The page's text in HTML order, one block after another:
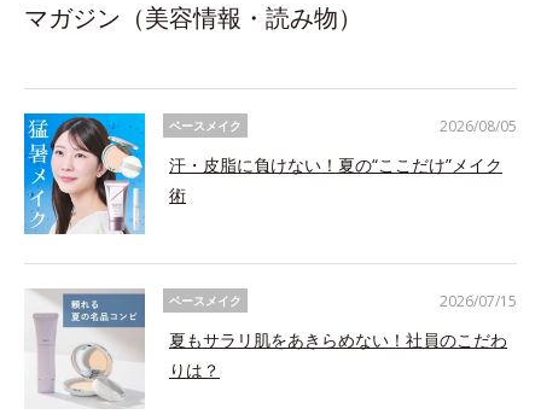
マガジン（美容情報・読み物）
ベースメイク
汗・皮脂に負けない！夏の“ここだけ”メイク
術
2026/08/05
ベースメイク
夏もサラリ肌をあきらめない！社員のこだわ
りは？
2026/07/15